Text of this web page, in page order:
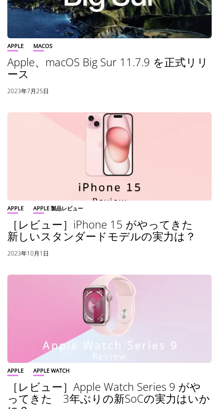
APPLE MACOS
Apple、macOS Big Sur 11.7.9 を正式リリ
ース
2023年7月25日
APPLE APPLE 製品レビュー
［レビュー］iPhone 15 がやってきた
新しいスタンダードモデルの実力は？
2023年10月1日
APPLE APPLE WATCH
［レビュー］Apple Watch Series 9 がや
ってきた 3年ぶりの新SoCの実力はいか